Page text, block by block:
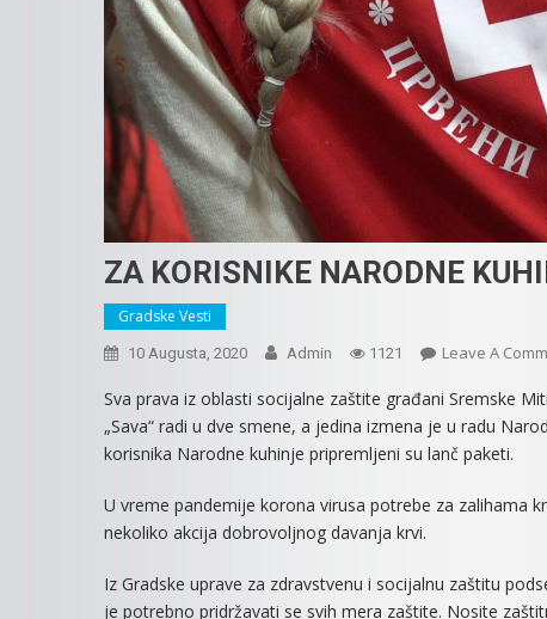
ZA KORISNIKE NARODNE
Gradske Vesti
10 Augusta, 2020 Admin 1121 Leave A
Sva prava iz oblasti socijalne zaštite građani Sremske
„Sava“ radi u dve smene, a jedina izmena je u radu
korisnika Narodne kuhinje pripremljeni su lanč paketi.
U vreme pandemije korona virusa potrebe za zalihama
nekoliko akcija dobrovoljnog davanja krvi.
Iz Gradske uprave za zdravstvenu i socijalnu zaštitu
je potrebno pridržavati se svih mera zaštite. Nosite